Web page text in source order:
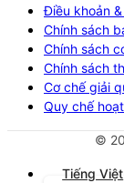
Điều khoản
Chính sách
Chính sách
Chính sách
Cơ chế giải
Quy chế
©
Tiếng Việt